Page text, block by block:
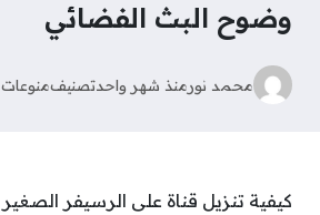
وضوح البث الفضائي
محمد نورمنذ شهر واحدتصنيفمنوعات